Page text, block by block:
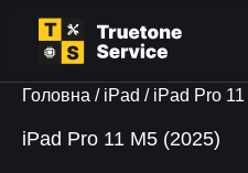
Головна / iPad / iPad Pro 11
iPad Pro 11 M5 (2025)